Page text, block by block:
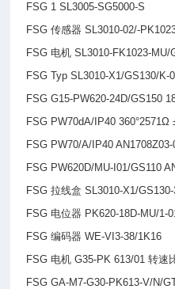
FSG 1 SL3005-SG5000-S
FSG传感器 SL3010-02/-
FSG 电机 SL3010-FK1023-
FSG Typ SL3010-X1/GS130/
FSG G15-PW620-24D/GS150
FSG PW70dA/IP40 360°2571Ω
FSG PW70/A/IP40 AN1708Z03-
FSG PW620D/MU-I01/GS110
FSG拉线盒 SL3010-X1/
FSG 电位器 PK620-18D-
FSG编码器 WE-VI3-38/
FSG 电机 G35-PK 613/01
FSG GA-M7-G30-PK613-V/N/